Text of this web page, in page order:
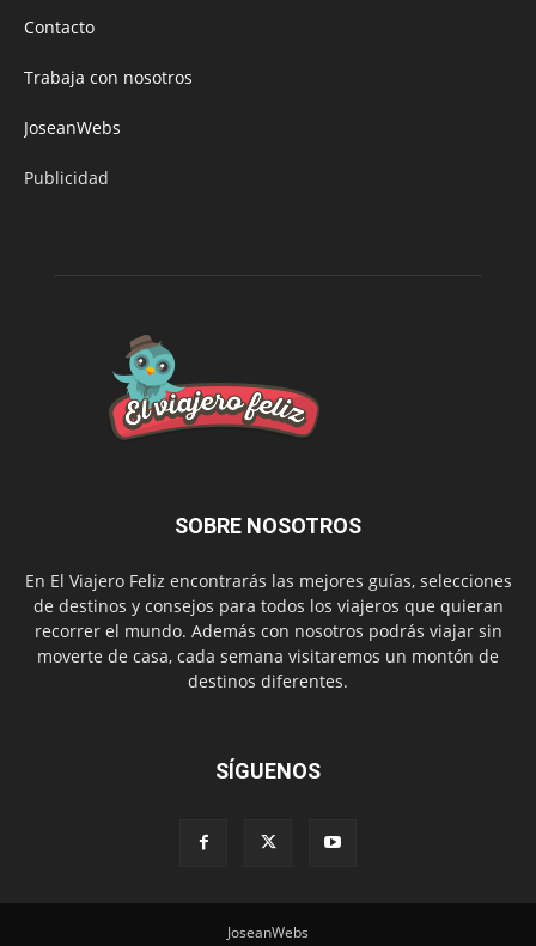
Contacto
Trabaja con nosotros
JoseanWebs
Publicidad
SOBRE NOSOTROS
En El Viajero Feliz encontrarás las mejores guías, selecciones
de destinos y consejos para todos los viajeros que quieran
recorrer el mundo. Además con nosotros podrás viajar sin
moverte de casa, cada semana visitaremos un montón de
destinos diferentes.
SÍGUENOS
JoseanWebs